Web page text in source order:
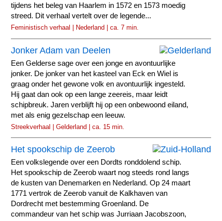
tijdens het beleg van Haarlem in 1572 en 1573 moedig
streed. Dit verhaal vertelt over de legende...
Feministisch verhaal | Nederland | ca. 7 min.
Jonker Adam van Deelen
Een Gelderse sage over een jonge en avontuurlijke
jonker. De jonker van het kasteel van Eck en Wiel is
graag onder het gewone volk en avontuurlijk ingesteld.
Hij gaat dan ook op een lange zeereis, maar leidt
schipbreuk. Jaren verblijft hij op een onbewoond eiland,
met als enig gezelschap een leeuw.
Streekverhaal | Gelderland | ca. 15 min.
Het spookschip de Zeerob
Een volkslegende over een Dordts ronddolend schip.
Het spookschip de Zeerob waart nog steeds rond langs
de kusten van Denemarken en Nederland. Op 24 maart
1771 vertrok de Zeerob vanuit de Kalkhaven van
Dordrecht met bestemming Groenland. De
commandeur van het schip was Jurriaan Jacobszoon,